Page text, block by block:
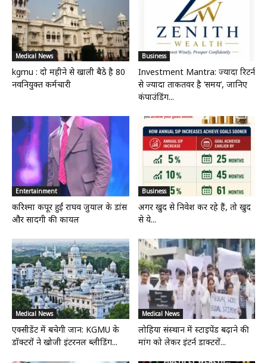
Medical News
kgmu : दो महीने से खाली बैठे है 80
नवनियुक्त कर्मचारी
Business
Investment Mantra: ज्यादा रिटर्न
से ज्यादा ताकतवर है ‘समय’, जानिए
कंपाउंडिंग...
Entertainment
करिश्मा कपूर हुईं राघव जुयाल के डांस
और सादगी की कायल
Business
अगर खुद से निवेश कर रहे हैं, तो खुद
से ये...
Medical News
एक्सीडेंट में बचेगी जान: KGMU के
डॉक्टरों ने खोजी इंटरनल ब्लीडिंग...
Medical News
लोहिया संस्थान में स्टाइपेंड बढ़ाने की
मांग को लेकर इंटर्न डाक्टरों...